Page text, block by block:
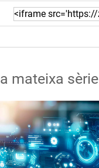
mateixa sèrie